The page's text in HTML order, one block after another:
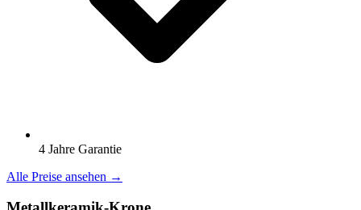
4 Jahre Garantie
Alle Preise ansehen →